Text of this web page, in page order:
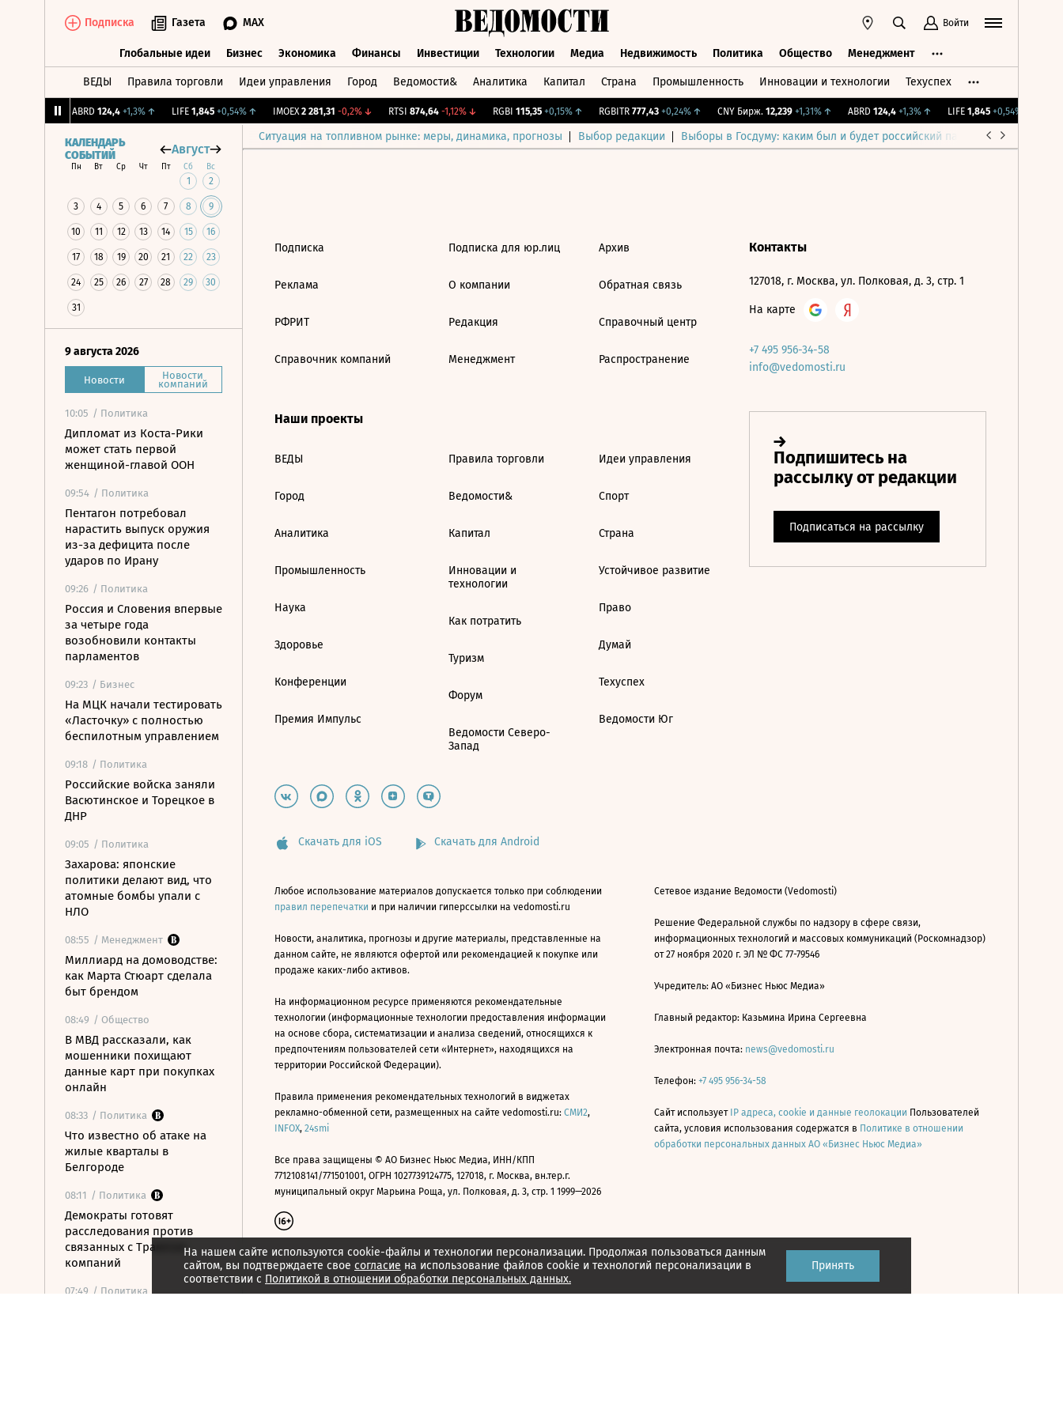
Подписка Газета MAX Войти
Глобальные идеи Бизнес Экономика Финансы Инвестиции Технологии Медиа Недвижимость Политика Общество Менеджмент
ВЕДЫ Правила торговли Идеи управления Город Ведомости& Аналитика Капитал Страна Промышленность Инновации и технологии Техуспех
ABRD 124,4 +1,3%↑ LIFE 1,845 +0,54%↑ IMOEX 2 281,31 -0,2%↓ RTSI 874,64 -1,12%↓ RGBI 115,35 +0,15%↑ RGBITR 777,43 +0,24%↑ CNY Бирж. 12,239 +1,31%↑ ABRD 124,4 +1,3%↑ LIFE 1,845 +0,54%↑
Ситуация на топливном рынке: меры, динамика, прогнозы Выбор редакции Выборы в Госдуму: каким был и будет российский парламент
КАЛЕНДАРЬ
СОБЫТИЙ
Август
Пн Вт Ср Чт Пт Сб Вс
1 2
3 4 5 6 7 8 9
10 11 12 13 14 15 16
17 18 19 20 21 22 23
24 25 26 27 28 29 30
31
9 августа 2026
Новости Новости
компаний
10:05 / Политика
Дипломат из Коста-Рики
может стать первой
женщиной-главой ООН
09:54 / Политика
Пентагон потребовал
нарастить выпуск оружия
из-за дефицита после
ударов по Ирану
09:26 / Политика
Россия и Словения впервые
за четыре года
возобновили контакты
парламентов
09:23 / Бизнес
На МЦК начали тестировать
«Ласточку» с полностью
беспилотным управлением
09:18 / Политика
Российские войска заняли
Васютинское и Торецкое в
ДНР
09:05 / Политика
Захарова: японские
политики делают вид, что
атомные бомбы упали с
НЛО
08:55 / Менеджмент
Миллиард на домоводстве:
как Марта Стюарт сделала
быт брендом
08:49 / Общество
В МВД рассказали, как
мошенники похищают
данные карт при покупках
онлайн
08:33 / Политика
Что известно об атаке на
жилые кварталы в
Белгороде
08:11 / Политика
Демократы готовят
расследования против
связанных с Трампом
компаний
07:49 / Политика
На нашем сайте используются cookie-файлы и технологии персонализации. Продолжая пользоваться данным
сайтом, вы подтверждаете свое согласие на использование файлов cookie и технологий персонализации в
соответствии с Политикой в отношении обработки персональных данных.
Принять
Подписка
Реклама
РФРИТ
Справочник компаний
Подписка для юр.лиц
О компании
Редакция
Менеджмент
Архив
Обратная связь
Справочный центр
Распространение
Наши проекты
ВЕДЫ
Город
Аналитика
Промышленность
Наука
Здоровье
Конференции
Премия Импульс
Правила торговли
Ведомости&
Капитал
Инновации и
технологии
Как потратить
Туризм
Форум
Ведомости Северо-
Запад
Идеи управления
Спорт
Страна
Устойчивое развитие
Право
Думай
Техуспех
Ведомости Юг
Контакты
127018, г. Москва, ул. Полковая, д. 3, стр. 1
На карте
+7 495 956-34-58
info@vedomosti.ru
Скачать для iOS Скачать для Android
Любое использование материалов допускается только при соблюдении
правил перепечатки и при наличии гиперссылки на vedomosti.ru
Новости, аналитика, прогнозы и другие материалы, представленные на
данном сайте, не являются офертой или рекомендацией к покупке или
продаже каких-либо активов.
На информационном ресурсе применяются рекомендательные
технологии (информационные технологии предоставления информации
на основе сбора, систематизации и анализа сведений, относящихся к
предпочтениям пользователей сети «Интернет», находящихся на
территории Российской Федерации).
Правила применения рекомендательных технологий в виджетах
рекламно-обменной сети, размещенных на сайте vedomosti.ru: СМИ2,
INFOX, 24smi
Все права защищены © АО Бизнес Ньюс Медиа, ИНН/КПП
7712108141/771501001, ОГРН 1027739124775, 127018, г. Москва, вн.тер.г.
муниципальный округ Марьина Роща, ул. Полковая, д. 3, стр. 1 1999—2026
Сетевое издание Ведомости (Vedomosti)
Решение Федеральной службы по надзору в сфере связи,
информационных технологий и массовых коммуникаций (Роскомнадзор)
от 27 ноября 2020 г. ЭЛ № ФС 77-79546
Учредитель: АО «Бизнес Ньюс Медиа»
Главный редактор: Казьмина Ирина Сергеевна
Электронная почта: news@vedomosti.ru
Телефон: +7 495 956-34-58
Сайт использует IP адреса, cookie и данные геолокации Пользователей
сайта, условия использования содержатся в Политике в отношении
обработки персональных данных АО «Бизнес Ньюс Медиа»